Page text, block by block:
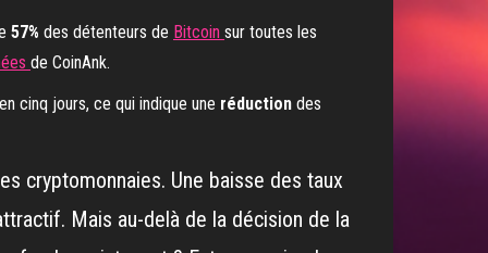
57% des détenteurs de Bitcoin sur toutes les
de CoinAnk.
cinq jours, ce qui indique une réduction des
cryptomonnaies. Une baisse des taux
Mais au-delà de la décision de la